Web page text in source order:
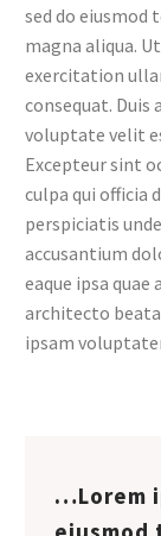
sed do
magna aliqua.
exercitation
consequat.
voluptate velit
Excepteur sint
culpa qui officia
perspiciatis
accusantium
eaque ipsa
architecto
ipsam
…Lorem